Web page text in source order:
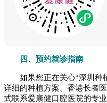
四、预约就诊指南
如果您正在关心“深圳种
详细的种植方案、香港长者
式联系爱康健口腔医院的专业